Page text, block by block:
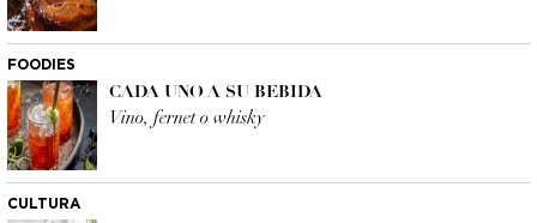
FOODIES
CADA UNO A SU BEBIDA
Vino, fernet o whisky
CULTURA